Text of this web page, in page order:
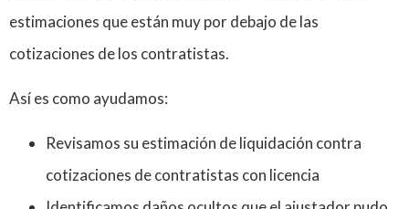
estimaciones que están muy por debajo de las
cotizaciones de los contratistas.
Así es como ayudamos:
Revisamos su estimación de liquidación contra
cotizaciones de contratistas con licencia